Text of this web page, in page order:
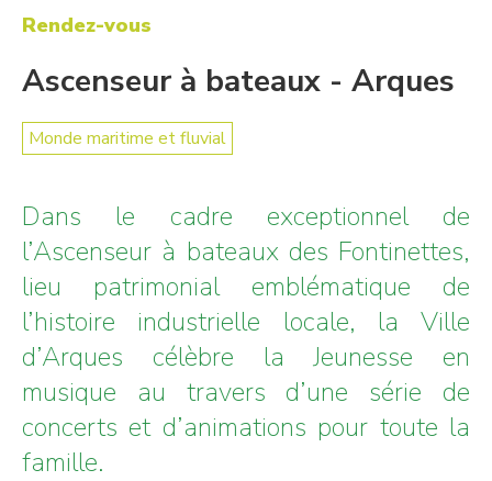
Rendez-vous
Ascenseur à bateaux - Arques
Monde maritime et fluvial
Dans le cadre exceptionnel de
l’Ascenseur à bateaux des Fontinettes,
lieu patrimonial emblématique de
l’histoire industrielle locale, la Ville
d’Arques célèbre la Jeunesse en
musique au travers d’une série de
concerts et d’animations pour toute la
famille.